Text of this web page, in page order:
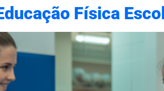
Física